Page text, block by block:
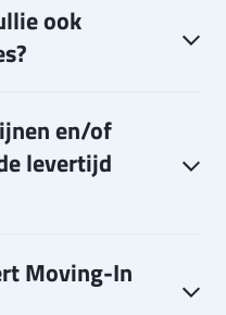
ook
en/of
levertijd
Moving-In